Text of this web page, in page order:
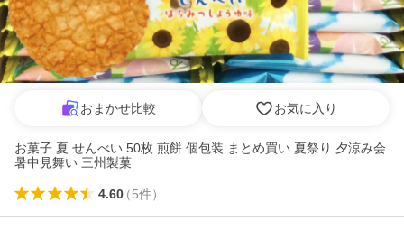
おまかせ比較 お気に入り
お菓子 夏 せんべい 50枚 煎餅 個包装 まとめ買い 夏祭り 夕涼み会
暑中見舞い 三州製菓
4.60（5件）